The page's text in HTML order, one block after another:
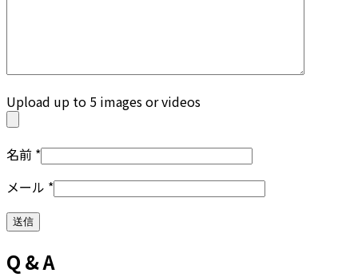
Upload up to 5 images or videos
名前 *
メール *
Q & A